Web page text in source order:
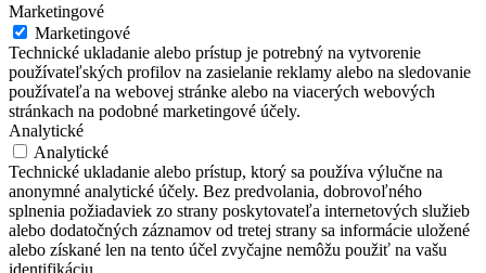
Marketingové
Marketingové
Technické ukladanie alebo prístup je potrebný na vytvorenie
používateľských profilov na zasielanie reklamy alebo na sledovanie
používateľa na webovej stránke alebo na viacerých webových
stránkach na podobné marketingové účely.
Analytické
Analytické
Technické ukladanie alebo prístup, ktorý sa používa výlučne na
anonymné analytické účely. Bez predvolania, dobrovoľného
splnenia požiadaviek zo strany poskytovateľa internetových služieb
alebo dodatočných záznamov od tretej strany sa informácie uložené
alebo získané len na tento účel zvyčajne nemôžu použiť na vašu
identifikáciu.